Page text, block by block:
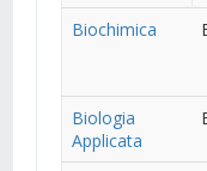
Biochimica
Biologia
Applicata